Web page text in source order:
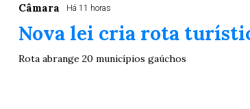
Câmara Há 11 horas
Nova lei cria rota
Rota abrange 20 municípios gaúchos